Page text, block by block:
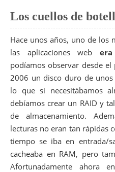
Los cuellos de
Hace unos años, uno de los
las aplicaciones web
podíamos observar desde
2006 un disco duro de
lo que si necesitábamos
debíamos crear un RAID y
de almacenamiento.
lecturas no eran tan rápidas
tiempo se iba en entrada/
cacheaba en RAM, pero
Afortunadamente ahora